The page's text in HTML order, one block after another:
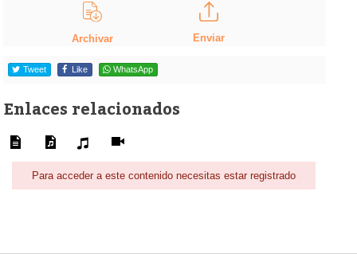
Archivar Enviar
Tweet Like WhatsApp
Enlaces relacionados
Para acceder a este contenido necesitas estar registrado